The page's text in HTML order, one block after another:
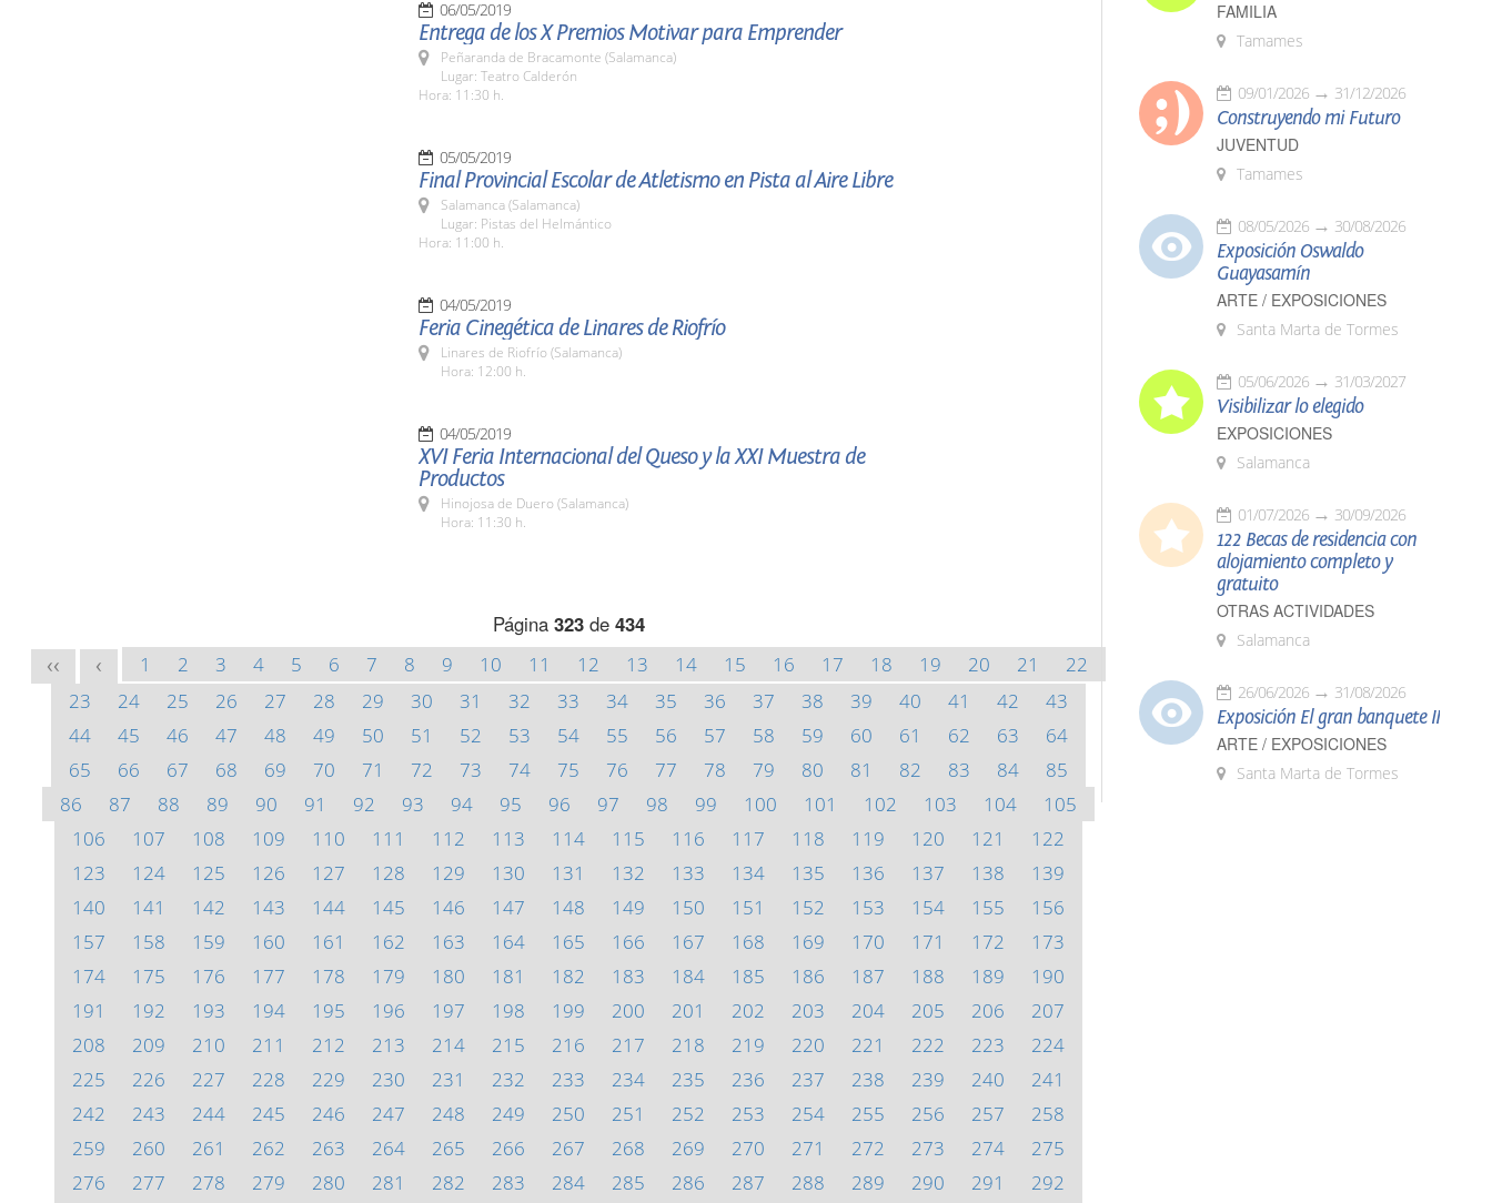
06/05/2019
Entrega de los X Premios Motivar para Emprender
Peñaranda de Bracamonte (Salamanca)
Lugar: Teatro Calderón
Hora: 11:30 h.
05/05/2019
Final Provincial Escolar de Atletismo en Pista al Aire Libre
Salamanca (Salamanca)
Lugar: Pistas del Helmántico
Hora: 11:00 h.
04/05/2019
Feria Cinegética de Linares de Riofrío
Linares de Riofrío (Salamanca)
Hora: 12:00 h.
04/05/2019
XVI Feria Internacional del Queso y la XXI Muestra de
Productos
Hinojosa de Duero (Salamanca)
Hora: 11:30 h.
Página 323de 434
<< < 1 2 3 4 5 6 7 8 9 10 11 12 13 14 15 16 17 18 19 20 21
22
23
24 25 26 27 28 29 30 31 32 33 34 35 36 37 38 39 40 41 42
43
44
45 46 47 48 49 50 51 52 53 54 55 56 57 58 59 60 61 62 63
64
65
66 67 68 69 70 71 72 73 74 75 76 77 78 79 80 81 82 83 84
85
86
87 88 89 90 91 92 93 94 95 96 97 98 99 100 101 102 103 104
105
106
107 108 109 110 111 112 113 114 115 116 117 118 119 120 121
122
123
124 125 126 127 128 129 130 131 132 133 134 135 136 137 138
139
140
141 142 143 144 145 146 147 148 149 150 151 152 153 154 155
156
157
158 159 160 161 162 163 164 165 166 167 168 169 170 171 172
173
174
175 176 177 178 179 180 181 182 183 184 185 186 187 188 189
190
191
192 193 194 195 196 197 198 199 200 201 202 203 204 205 206
207
208
209 210 211 212 213 214 215 216 217 218 219 220 221 222 223
224
225
226 227 228 229 230 231 232 233 234 235 236 237 238 239 240
241
242
243 244 245 246 247 248 249 250 251 252 253 254 255 256 257
258
259
260 261 262 263 264 265 266 267 268 269 270 271 272 273 274
275
276
277 278 279 280 281 282 283 284 285 286 287 288 289 290 291 292
FAMILIA
Tamames
09/01/2026 31/12/2026
Construyendo mi Futuro
JUVENTUD
Tamames
08/05/2026 30/08/2026
Exposición Oswaldo
Guayasamín
ARTE / EXPOSICIONES
Santa Marta de Tormes
05/06/2026 31/03/2027
Visibilizar lo elegido
EXPOSICIONES
Salamanca
01/07/2026 30/09/2026
122 Becas de residencia con
alojamiento completo y
gratuito
OTRAS ACTIVIDADES
Salamanca
26/06/2026 31/08/2026
Exposición El gran banquete II
ARTE / EXPOSICIONES
Santa Marta de Tormes